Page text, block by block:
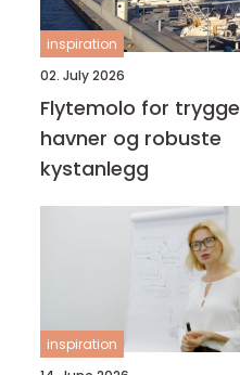
inspiration
02. July 2026
Flytemolo for trygge
havner og robuste
kystanlegg
inspiration